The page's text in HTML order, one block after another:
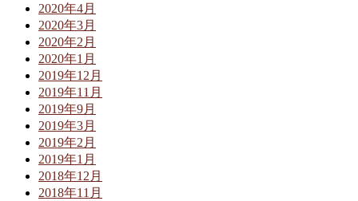
2020年4月
2020年3月
2020年2月
2020年1月
2019年12月
2019年11月
2019年9月
2019年3月
2019年2月
2019年1月
2018年12月
2018年11月